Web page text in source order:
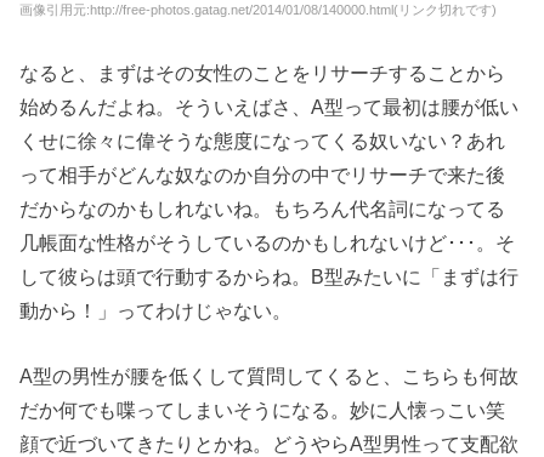
画像引用元:http://free-photos.gatag.net/2014/01/08/140000.html(リンク切れです)
なると、まずはその女性のことをリサーチすることから
始めるんだよね。そういえばさ、A型って最初は腰が低い
くせに徐々に偉そうな態度になってくる奴いない？あれ
って相手がどんな奴なのか自分の中でリサーチで来た後
だからなのかもしれないね。もちろん代名詞になってる
几帳面な性格がそうしているのかもしれないけど･･･。そ
して彼らは頭で行動するからね。B型みたいに「まずは行
動から！」ってわけじゃない。
A型の男性が腰を低くして質問してくると、こちらも何故
だか何でも喋ってしまいそうになる。妙に人懐っこい笑
顔で近づいてきたりとかね。どうやらA型男性って支配欲